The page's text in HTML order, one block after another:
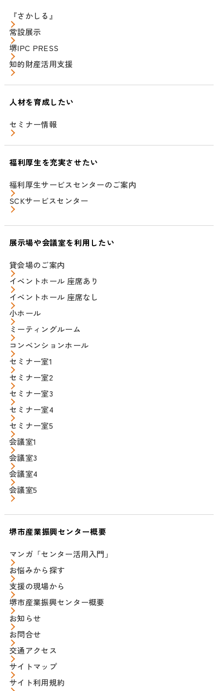
『さかしる』
常設展示
堺IPC PRESS
知的財産活用支援
人材を育成したい
セミナー情報
福利厚生を充実させたい
福利厚生サービスセンターのご案内
SCKサービスセンター
展示場や会議室を利用したい
貸会場のご案内
イベントホール 座席あり
イベントホール 座席なし
小ホール
ミーティングルーム
コンベンションホール
セミナー室1
セミナー室2
セミナー室3
セミナー室4
セミナー室5
会議室1
会議室3
会議室4
会議室5
堺市産業振興センター概要
マンガ「センター活用入門」
お悩みから探す
支援の現場から
堺市産業振興センター概要
お知らせ
お問合せ
交通アクセス
サイトマップ
サイト利用規約